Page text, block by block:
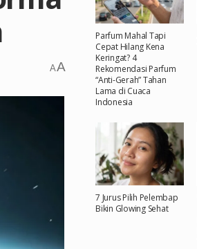
AA
Parfum Mahal Tapi
Cepat Hilang Kena
Keringat? 4
Rekomendasi Parfum
“Anti-Gerah” Tahan
Lama di Cuaca
Indonesia
7 Jurus Pilih Pelembap
Bikin Glowing Sehat